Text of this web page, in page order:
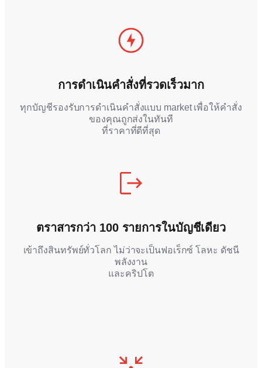
การดำเนินคำสั่งที่รวดเร็วมาก
ทุกบัญชีรองรับการดำเนินคำสั่งแบบ market เพื่อให้คำสั่ง
ของคุณถูกส่งในทันที
ที่ราคาที่ดีที่สุด
ตราสารกว่า 100 รายการในบัญชีเดียว
เข้าถึงสินทรัพย์ทั่วโลก ไม่ว่าจะเป็นฟอเร็กซ์ โลหะ ดัชนี
พลังงาน
และคริปโต